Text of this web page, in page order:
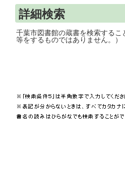
詳細検索
千葉市図書館の蔵書
等をするものではありません。）